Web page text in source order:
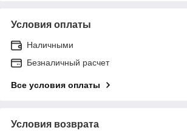
Условия оплаты
Наличными
Безналичный расчет
Все условия оплаты
Условия возврата